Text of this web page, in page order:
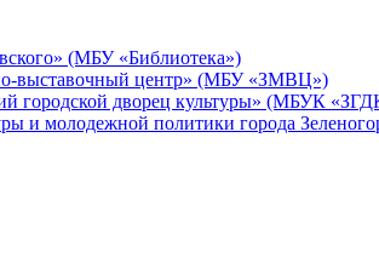
(МБУ «Библиотека»)
выставочный центр» (МБУ «ЗМВЦ»)
городской дворец культуры» (МБУК
и молодежной политики города